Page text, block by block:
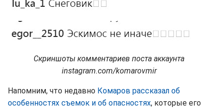
Скриншоты комментариев поста аккаунта
instagram.com/komarovmir
Напомним, что недавно Комаров рассказал об
особенностях съемок и об опасностях, которые его